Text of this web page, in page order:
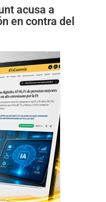
acusa a
en contra del